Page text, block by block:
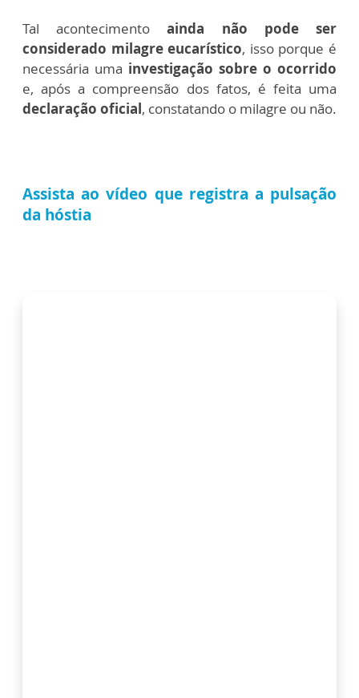
Tal acontecimento ainda não pode ser
considerado milagre eucarístico, isso porque é
necessária uma investigação sobre o ocorrido
e, após a compreensão dos fatos, é feita uma
declaração oficial, constatando o milagre ou não.
Assista ao vídeo que registra a pulsação
da hóstia